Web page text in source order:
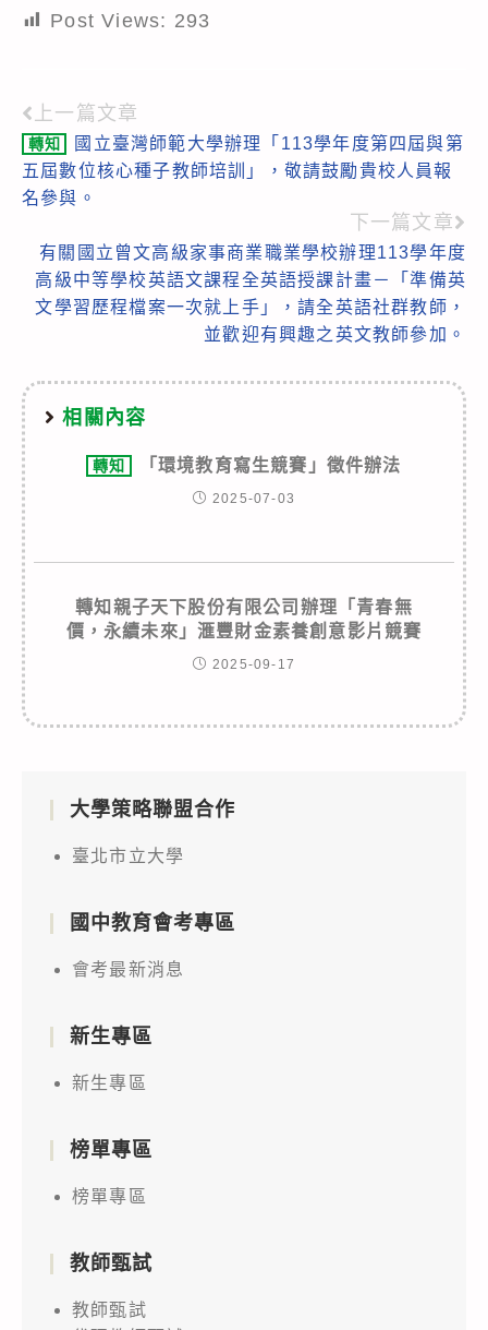
Post Views: 293
Read
more
articles
上一篇文章
轉知
國立臺灣師範大學辦理「113學年度第四屆與第
五屆數位核心種子教師培訓」，敬請鼓勵貴校人員報
名參與。
下一篇文章
有關國立曾文高級家事商業職業學校辦理113學年度
高級中等學校英語文課程全英語授課計畫－「準備英
文學習歷程檔案一次就上手」，請全英語社群教師，
並歡迎有興趣之英文教師參加。
相關內容
轉知 「環境教育寫生競賽」徵件辦法
2025-07-03
轉知親子天下股份有限公司辦理「青春無
價，永續未來」滙豐財金素養創意影片競賽
2025-09-17
大學策略聯盟合作
臺北市立大學
國中教育會考專區
會考最新消息
新生專區
新生專區
榜單專區
榜單專區
教師甄試
教師甄試